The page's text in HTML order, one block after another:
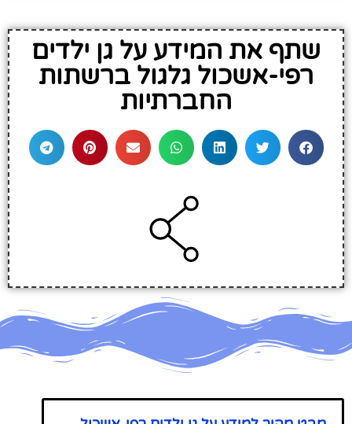
שתף את המידע על גן ילדים
רפי-אשכול גלגול ברשתות
החברתיות